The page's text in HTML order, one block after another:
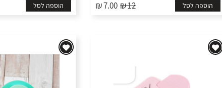
₪ 12
₪ 7.00 הוספה לסל הוספה לסל